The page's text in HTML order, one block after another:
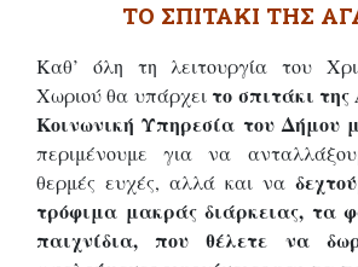
ΤΟ ΣΠΙΤΑΚΙ ΤΗΣ
Καθ’ όλη τη λειτουργία του
Χωριού θα υπάρχει το σπιτάκι
Κοινωνική Υπηρεσία του Δήμου
περιμένουμε για να
θερμές ευχές, αλλά και να
τρόφιμα μακράς διάρκειας, τα
παιχνίδια, που θέλετε να